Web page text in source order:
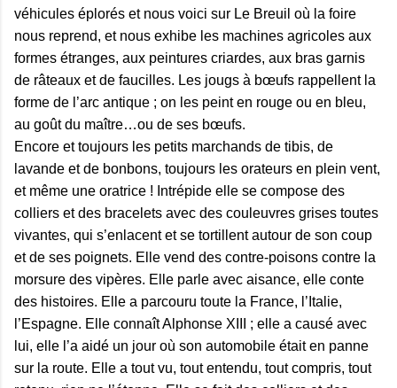
véhicules éplorés et nous voici sur Le Breuil où la foire
nous reprend, et nous exhibe les machines agricoles aux
formes étranges, aux peintures criardes, aux bras garnis
de râteaux et de faucilles. Les jougs à bœufs rappellent la
forme de l’arc antique ; on les peint en rouge ou en bleu,
au goût du maître…ou de ses bœufs.
Encore et toujours les petits marchands de tibis, de
lavande et de bonbons, toujours les orateurs en plein vent,
et même une oratrice ! Intrépide elle se compose des
colliers et des bracelets avec des couleuvres grises toutes
vivantes, qui s’enlacent et se tortillent autour de son coup
et de ses poignets. Elle vend des contre-poisons contre la
morsure des vipères. Elle parle avec aisance, elle conte
des histoires. Elle a parcouru toute la France, l’Italie,
l’Espagne. Elle connaît Alphonse XIII ; elle a causé avec
lui, elle l’a aidé un jour où son automobile était en panne
sur la route. Elle a tout vu, tout entendu, tout compris, tout